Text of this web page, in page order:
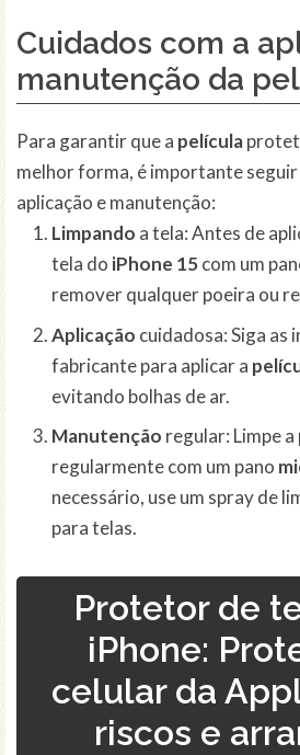
Cuidados com a
manutenção da
Para garantir que a película
melhor forma, é importante seguir
aplicação e manutenção:
Limpando a tela: Antes de
tela do iPhone 15com um
remover qualquer poeira ou
Aplicação cuidadosa: Siga as
fabricante para aplicar a
evitando bolhas de ar.
Manutenção regular: Limpe a
regularmente com um pano
necessário, use um spray de
para telas.
Protetor de
iPhone:
celular da
riscos e